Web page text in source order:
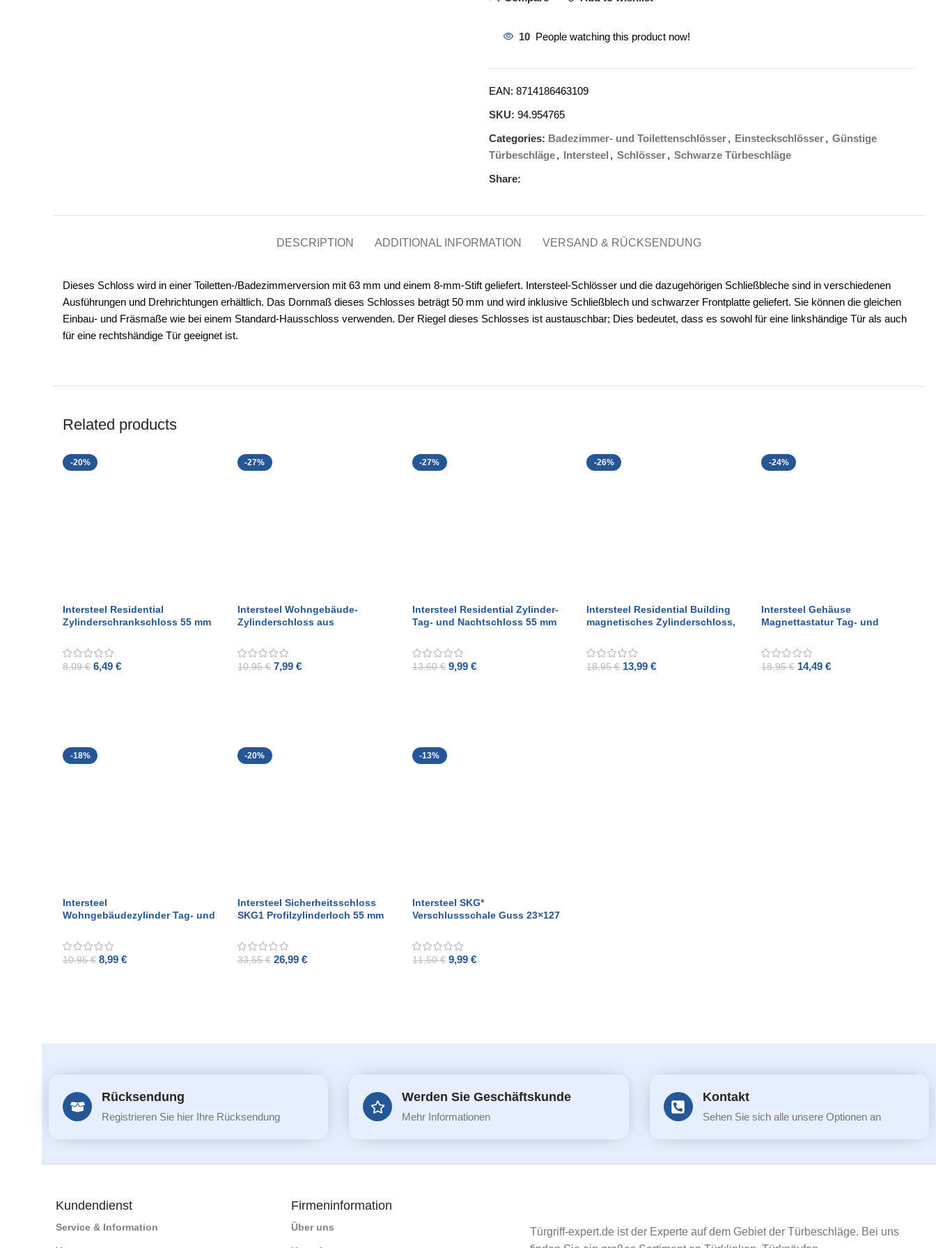
10 People watching this product now!
EAN: 8714186463109
SKU: 94.954765
Categories: Badezimmer- und Toilettenschlösser, Einsteckschlösser, Günstige
Türbeschläge, Intersteel , Schlösser, Schwarze Türbeschläge
Share:
DESCRIPTION ADDITIONAL INFORMATION VERSAND & RÜCKSENDUNG
Dieses Schloss wird in einer Toiletten-/Badezimmerversion mit 63 mm und einem 8-mm-Stift geliefert. Intersteel-Schlösser und die dazugehörigen Schließbleche sind in verschiedenen
Ausführungen und Drehrichtungen erhältlich. Das Dornmaß dieses Schlosses beträgt 50 mm und wird inklusive Schließblech und schwarzer Frontplatte geliefert. Sie können die gleichen
Einbau- und Fräsmaße wie bei einem Standard-Hausschloss verwenden. Der Riegel dieses Schlosses ist austauschbar; Dies bedeutet, dass es sowohl für eine linkshändige Tür als auch
für eine rechtshändige Tür geeignet ist.
Related products
-20%
Intersteel Residential
Zylinderschrankschloss 55 mm
8,09€ 6,49 €
-27%
Intersteel Wohngebäude-
Zylinderschloss aus
10,95€ 7,99 €
-27%
Intersteel Residential Zylinder-
Tag- und Nachtschloss 55 mm
13,60€ 9,99 €
-26%
Intersteel Residential Building
magnetisches Zylinderschloss,
18,95€ 13,99€
-24%
Intersteel Gehäuse
Magnettastatur Tag- und
Frontplatte abgerundeter
Edelstahl
18,95€ 14,49€
-18%
Intersteel
Wohngebäudezylinder Tag- und
10,95€ 8,99 €
-20%
Intersteel Sicherheitsschloss
SKG1 Profilzylinderloch 55 mm
x 174 mm
33,55€ 26,99 €
-13%
Intersteel SKG*
Verschlussschale Guss 23×127
11,50€ 9,99 €
Rücksendung
Registrieren Sie hier Ihre Rücksendung
Werden Sie Geschäftskunde
Mehr Informationen
Kontakt
Sehen Sie sich alle unsere Optionen an
Kundendienst
Service & Information
Firmeninformation
Über uns
Türgriff-expert.de ist der Experte auf dem Gebiet der Türbeschläge. Bei uns